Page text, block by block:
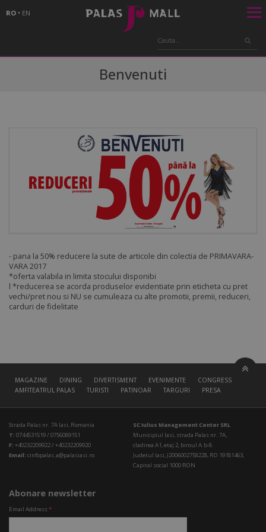
RO • EN
Benvenuti
- pana la 50% reducere la sute de articole din colectia de PRIMAVARA-
VARA 2017
*oferta valabila in limita stocului disponibi
l *reducerea se acorda produselor evidentiate prin eticheta cu pret
vechi/pret nou si NU se cumuleaza cu alte promotii, premii, reduceri,
carduri de fidelitate
MAGAZINE DINING DIVERTISMENT EVENIMENTE
CONGRESS HALL
AMFITEATRUL PALAS
TURISTI PATINOAR TARGURI PRESA
Strada Palas nr. 7A Iasi, Romania
T: 0744531519 / 0756089151
F: +40232209922 / +40232209920
Email: cinfopalas.a@palasiasi.ro
SC Iulius Management Center SRL
Municipiul Iasi, strada Palas nr. 7A,
cladirea A1, etaj 2, biroul A.b-8
Judetul Iasi, J2006002758228, RO 19181463,
Capital social 1000 RON
Abonare newsletter
Email Address*